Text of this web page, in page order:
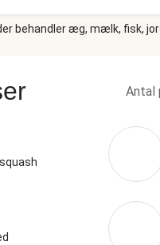
behandler æg, mælk, fisk,
Antal